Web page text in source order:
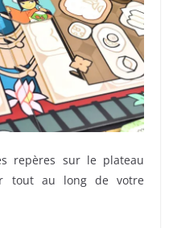
repères sur le plateau
tout au long de votre